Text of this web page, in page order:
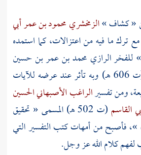
« كشاف »الزمخشري محمود بن عمر أبي
هـ) مع ترك ما فيه من اعتزالات، كما استمده
للفخر الرازي محمد بن عمر بن حسين
(ت 606 هـ) وبه تأثر عند عرضه للآيات
ومن تفسيرالراغب الأصبهاني الحسين
القاسم
(ت 502 هـ) المسمى « تحقيق
»، فأصبح من أمهات كتب التفسير التي
لفهم كلام الله عز وجل.